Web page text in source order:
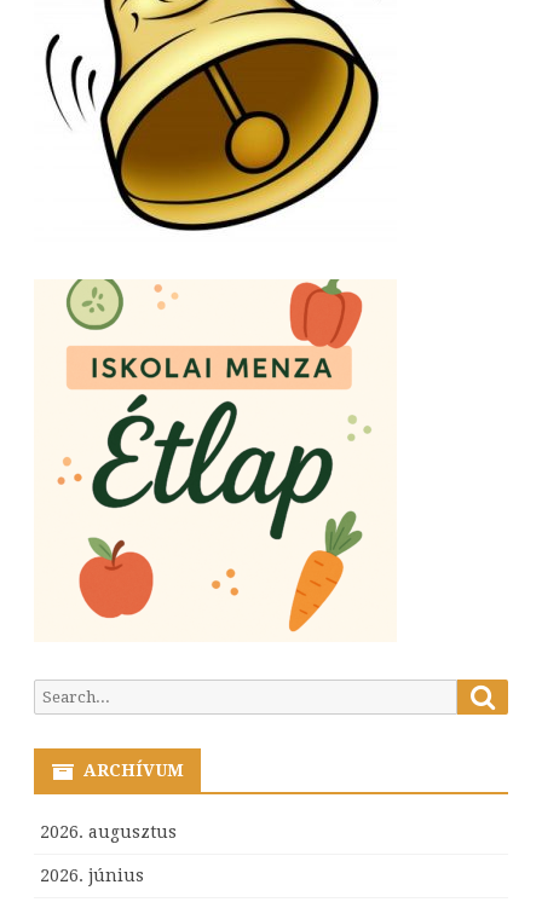
Search
ARCHÍVUM
2026. augusztus
2026. június